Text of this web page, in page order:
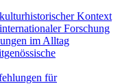
Kontext
Forschung
im Alltag
für